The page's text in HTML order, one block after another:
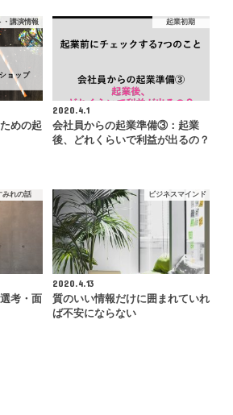
・講演情報
めの起
起業初期
2020.4.1
会社員からの起業準備③：起業
後、どれくらいで利益が出るの？
みれの話
考・面
ビジネスマインド
2020.4.13
質のいい情報だけに囲まれていれ
ば不安にならない